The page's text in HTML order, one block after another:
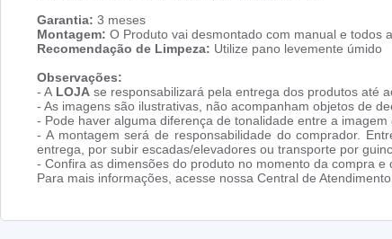
Garantia: 3 meses
Montagem: O Produto vai desmontado com manual e todos
Recomendação de Limpeza: Utilize pano levemente úmido
Observações:
- A LOJA se responsabilizará pela entrega dos produtos até
- As imagens são ilustrativas, não acompanham objetos de
- Pode haver alguma diferença de tonalidade entre a
- A montagem será de responsabilidade do comprador.
entrega, por subir escadas/elevadores ou transporte por
- Confira as dimensões do produto no momento da compra
Para mais informações, acesse nossa Central de Atendimento.